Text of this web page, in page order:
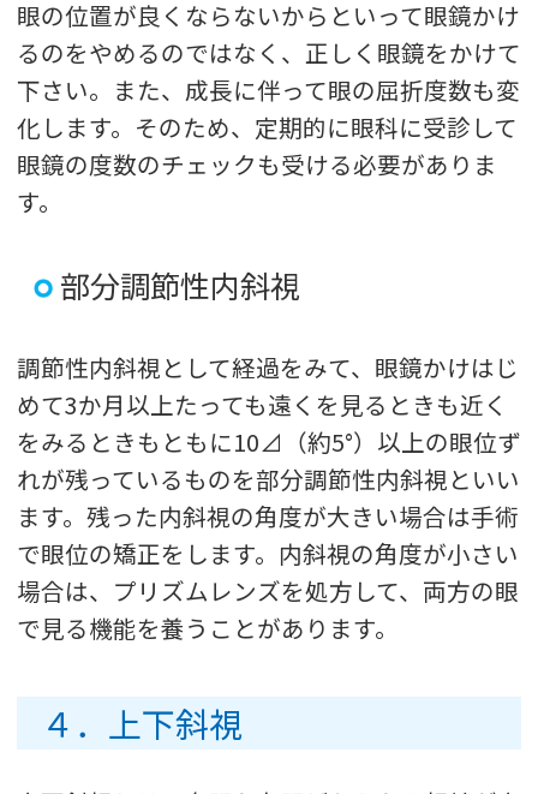
眼の位置が良くならないからといって眼鏡かけ
るのをやめるのではなく、正しく眼鏡をかけて
下さい。また、成長に伴って眼の屈折度数も変
化します。そのため、定期的に眼科に受診して
眼鏡の度数のチェックも受ける必要がありま
す。
部分調節性内斜視
調節性内斜視として経過をみて、眼鏡かけはじ
めて3か月以上たっても遠くを見るときも近く
をみるときもともに10⊿（約5°）以上の眼位ず
れが残っているものを部分調節性内斜視といい
ます。残った内斜視の角度が大きい場合は手術
で眼位の矯正をします。内斜視の角度が小さい
場合は、プリズムレンズを処方して、両方の眼
で見る機能を養うことがあります。
４．上下斜視